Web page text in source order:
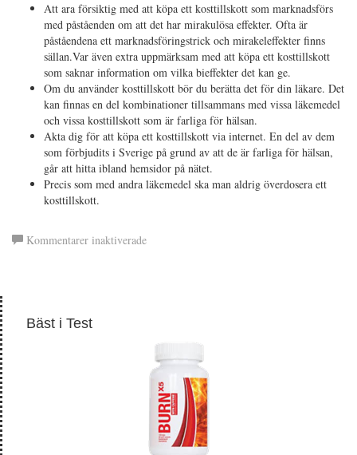
Att ara försiktig med att köpa ett kosttillskott som marknadsförs
med påståenden om att det har mirakulösa effekter. Ofta är
påståendena ett marknadsföringstrick och mirakeleffekter finns
sällan.Var även extra uppmärksam med att köpa ett kosttillskott
som saknar information om vilka bieffekter det kan ge.
Om du använder kosttillskott bör du berätta det för din läkare. Det
kan finnas en del kombinationer tillsammans med vissa läkemedel
och vissa kosttillskott som är farliga för hälsan.
Akta dig för att köpa ett kosttillskott via internet. En del av dem
som förbjudits i Sverige på grund av att de är farliga för hälsan,
går att hitta ibland hemsidor på nätet.
Precis som med andra läkemedel ska man aldrig överdosera ett
kosttillskott.
Kommentarer inaktiveradeför
Bäst i Test